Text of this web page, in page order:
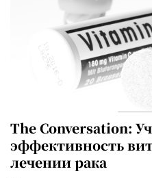
The Conversation:
эффективность
лечении рака